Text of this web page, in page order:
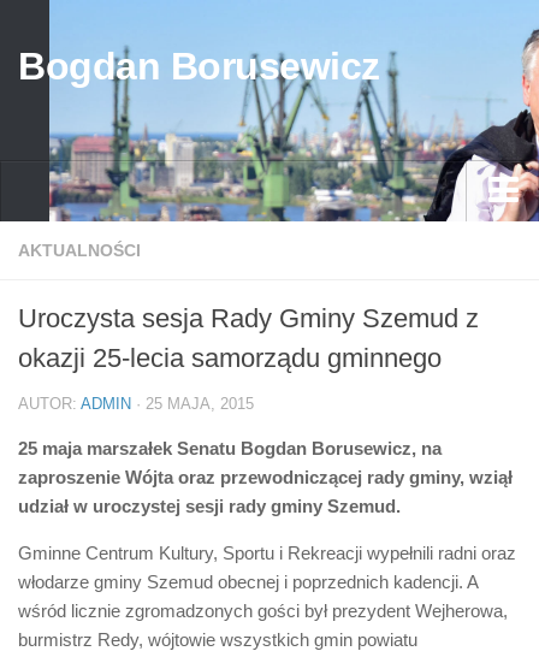
Bogdan Borusewicz
Aktualności
przed 1989
po 1989
Media
Galeria
Życiorys
Biuro Senatorskie
Polecane
Senat
AKTUALNOŚCI
Uroczysta sesja Rady Gminy Szemud z
okazji 25-lecia samorządu gminnego
AUTOR: ADMIN · 25 MAJA, 2015
25 maja marszałek Senatu Bogdan Borusewicz, na
zaproszenie Wójta oraz przewodniczącej rady gminy, wziął
udział w uroczystej sesji rady gminy Szemud.
Gminne Centrum Kultury, Sportu i Rekreacji wypełnili radni oraz
włodarze gminy Szemud obecnej i poprzednich kadencji. A
wśród licznie zgromadzonych gości był prezydent Wejherowa,
burmistrz Redy, wójtowie wszystkich gmin powiatu